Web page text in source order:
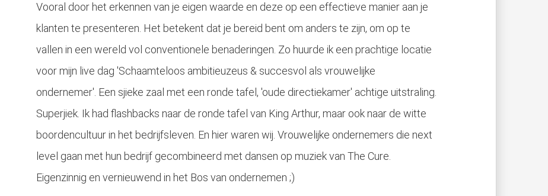
Vooral door het erkennen van je eigen waarde en deze op een effectieve manier aan je
klanten te presenteren. Het betekent dat je bereid bent om anders te zijn, om op te
vallen in een wereld vol conventionele benaderingen. Zo huurde ik een prachtige locatie
voor mijn live dag 'Schaamteloos ambitieuzeus & succesvol als vrouwelijke
ondernemer'. Een sjieke zaal met een ronde tafel, 'oude directiekamer' achtige uitstraling.
Superjiek. Ik had flashbacks naar de ronde tafel van King Arthur, maar ook naar de witte
boordencultuur in het bedrijfsleven. En hier waren wij. Vrouwelijke ondernemers die next
level gaan met hun bedrijf gecombineerd met dansen op muziek van The Cure.
Eigenzinnig en vernieuwend in het Bos van ondernemen ;)